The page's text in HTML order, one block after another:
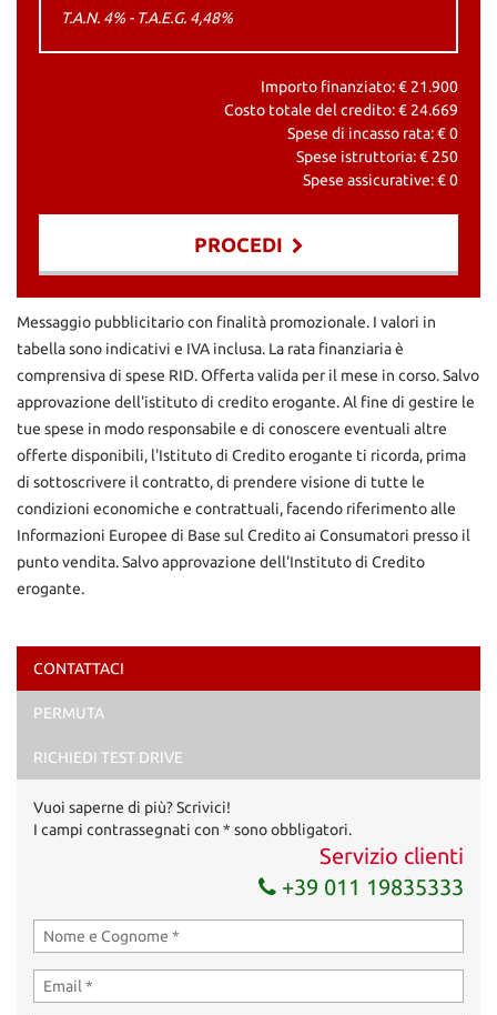
T.A.N. 4% - T.A.E.G. 4,48%
Importo finanziato: € 21.900
Costo totale del credito: € 24.669
Spese di incasso rata: €0
Spese istruttoria: € 250
Spese assicurative: €0
PROCEDI
Contattaci
Ho letto e accettol'informativa privacy*
Acconsento al trattamento dei miei dati per finalità di
Invia la tua richiesta
Messaggio pubblicitario con finalità promozionale. I valori in
tabella sono indicativi e IVA inclusa. La rata finanziaria è
comprensiva di spese RID. Offerta valida per il mese in corso. Salvo
approvazione dell'istituto di credito erogante. Al fine di gestire le
tue spese in modo responsabile e di conoscere eventuali altre
offerte disponibili, l'Istituto di Credito erogante ti ricorda, prima
di sottoscrivere il contratto, di prendere visione di tutte le
condizioni economiche e contrattuali, facendo riferimento alle
Informazioni Europee di Base sul Credito ai Consumatori presso il
punto vendita. Salvo approvazione dell'Instituto di Credito
erogante.
CONTATTACI
PERMUTA
RICHIEDI TEST DRIVE
Vuoi saperne di più? Scrivici!
I campi contrassegnati con * sono obbligatori.
Servizio clienti
+39 011 19835333